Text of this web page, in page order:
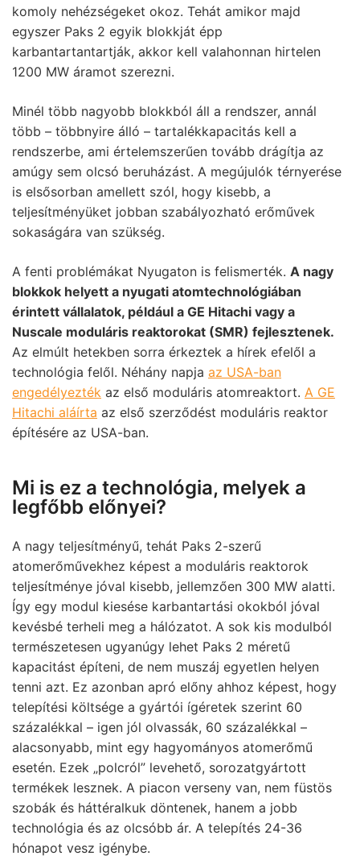
komoly nehézségeket okoz. Tehát amikor majd
egyszer Paks 2 egyik blokkját épp
karbantartantartják, akkor kell valahonnan hirtelen
1200 MW áramot szerezni.
Minél több nagyobb blokkból áll a rendszer, annál
több – többnyire álló – tartalékkapacitás kell a
rendszerbe, ami értelemszerűen tovább drágítja az
amúgy sem olcsó beruházást. A megújulók térnyerése
is elsősorban amellett szól, hogy kisebb, a
teljesítményüket jobban szabályozható erőművek
sokaságára van szükség.
A fenti problémákat Nyugaton is felismerték. A nagy
blokkok helyett a nyugati atomtechnológiában
érintett vállalatok, például a GE Hitachi vagy a
Nuscale moduláris reaktorokat (SMR) fejlesztenek.
Az elmúlt hetekben sorra érkeztek a hírek efelől a
technológia felől. Néhány napja az USA-ban
engedélyezték az első moduláris atomreaktort. A GE
Hitachi aláírta az első szerződést moduláris reaktor
építésére az USA-ban.
Mi is ez a technológia, melyek a
legfőbb előnyei?
A nagy teljesítményű, tehát Paks 2-szerű
atomerőművekhez képest a moduláris reaktorok
teljesítménye jóval kisebb, jellemzően 300 MW alatti.
Így egy modul kiesése karbantartási okokból jóval
kevésbé terheli meg a hálózatot. A sok kis modulból
természetesen ugyanúgy lehet Paks 2 méretű
kapacitást építeni, de nem muszáj egyetlen helyen
tenni azt. Ez azonban apró előny ahhoz képest, hogy
telepítési költsége a gyártói ígéretek szerint 60
százalékkal – igen jól olvassák, 60 százalékkal –
alacsonyabb, mint egy hagyományos atomerőmű
esetén. Ezek „polcról” levehető, sorozatgyártott
termékek lesznek. A piacon verseny van, nem füstös
szobák és háttéralkuk döntenek, hanem a jobb
technológia és az olcsóbb ár. A telepítés 24-36
hónapot vesz igénybe.